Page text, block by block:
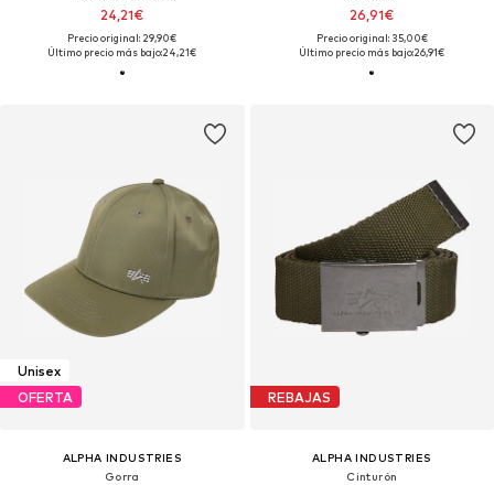
24,21€
Precio original: 29,90€
Último precio más bajo:24,21€
26,91€
Precio original: 35,00€
Último precio más bajo:26,91€
Unisex
OFERTA
ALPHA INDUSTRIES
Gorra
REBAJAS
ALPHA INDUSTRIES
Cinturón